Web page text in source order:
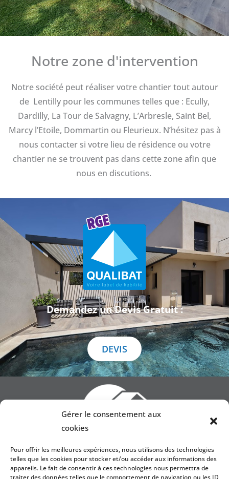
Gérer le consentement aux
cookies
Pour offrir les meilleures expériences, nous utilisons des technologies
telles que les cookies pour stocker et/ou accéder aux informations des
appareils. Le fait de consentir à ces technologies nous permettra de
traiter des données telles que le comportement de navigation ou les ID
Notre zone d'intervention
Notre société peut réaliser votre chantier tout autour
de Lentilly pour les communes telles que : Ecully,
Dardilly, La Tour de Salvagny, L’Arbresle, Saint Bel,
Marcy l’Etoile, Dommartin ou Fleurieux. N’hésitez pas à
nous contacter si votre lieu de résidence ou votre
chantier ne se trouvent pas dans cette zone afin que
nous en discutions.
Demandez un Devis Gratuit :
DEVIS